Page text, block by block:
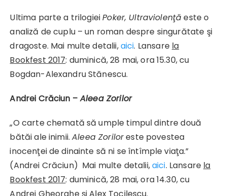
Ultima parte a trilogieiPoker, Ultraviolenţăeste o
analiză de cuplu – un roman despre singurătate şi
dragoste. Mai multe detalii,aici. Lansare la
Bookfest 2017: duminică, 28 mai, ora 15.30, cu
Bogdan-Alexandru Stănescu.
Andrei Crăciun – Aleea Zorilor
„O carte chemată să umple timpul dintre două
bătăi ale inimii.Aleea Zoriloreste povestea
inocenţei de dinainte să ni se întîmple viaţa.”
(Andrei Crăciun) Mai multe detalii,aici. Lansare la
Bookfest 2017: duminică, 28 mai, ora 14.30, cu